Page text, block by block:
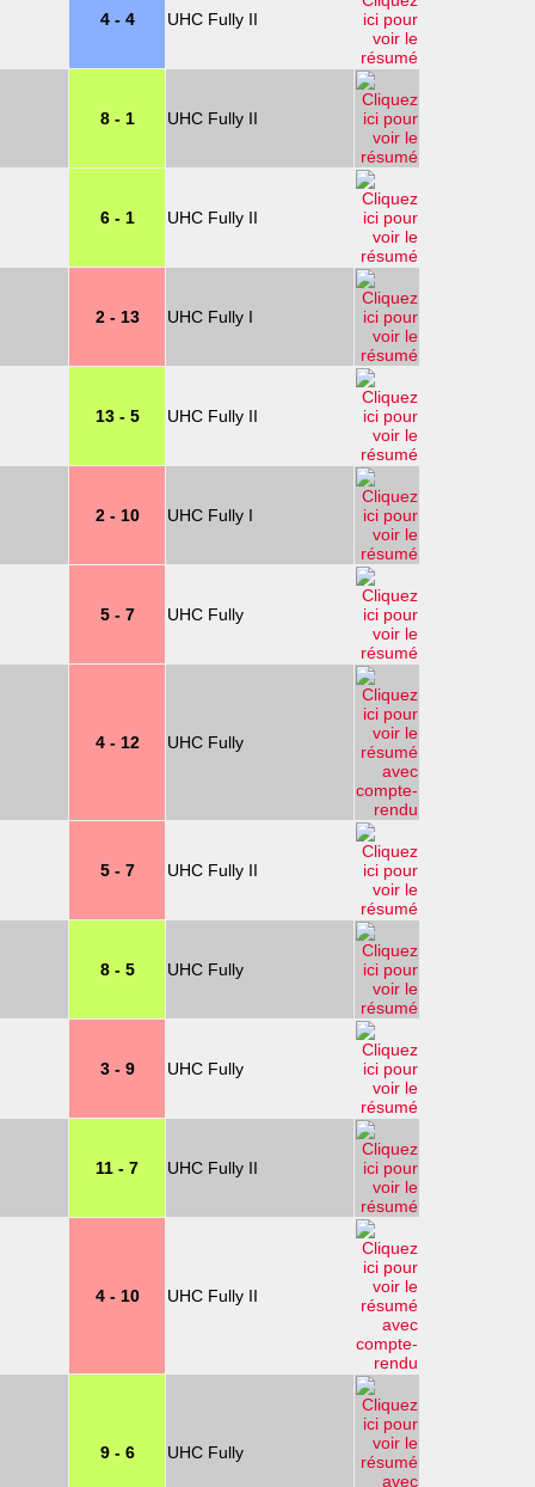
4 - 4 UHC Fully II
8 - 1 UHC Fully II
6 - 1 UHC Fully II
2 - 13 UHC Fully I
13 - 5 UHC Fully II
2 - 10 UHC Fully I
5 - 7 UHC Fully
4 - 12 UHC Fully
5 - 7 UHC Fully II
8 - 5 UHC Fully
3 - 9 UHC Fully
11 - 7 UHC Fully II
4 - 10 UHC Fully II
9 - 6 UHC Fully